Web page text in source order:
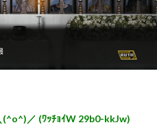
と
め
／ (ﾜｯﾁｮｲW 29b0-kkJw)